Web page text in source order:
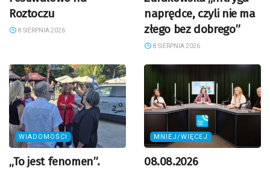
Roztoczu
8 SIERPNIA 2026
naprędce, czyli nie ma
złego bez dobrego”
8 SIERPNIA 2026
WIADOMOŚCI
„To jest fenomen”.
MNIEJ/WIĘCEJ
08.08.2026